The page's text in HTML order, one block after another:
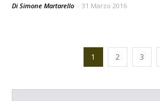
Di Simone Martarello - 31 Marzo 2016
1 2 3